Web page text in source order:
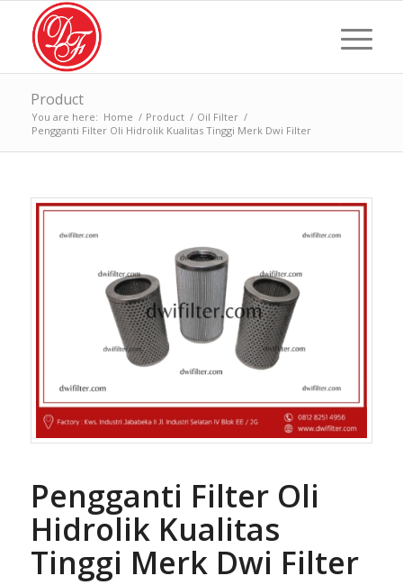
Product
You are here: Home / Product / Oil Filter /
Pengganti Filter Oli Hidrolik Kualitas Tinggi Merk Dwi Filter
Pengganti Filter Oli
Hidrolik Kualitas
Tinggi Merk Dwi Filter